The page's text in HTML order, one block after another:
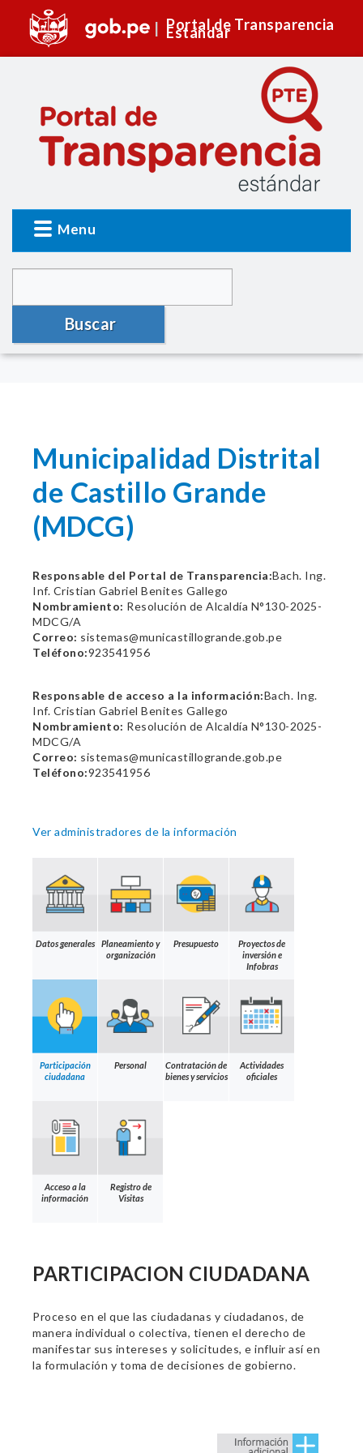
Portal de Transparencia
Estándar
Menu
Buscar
Municipalidad Distrital
de Castillo Grande
(MDCG)
Responsable del Portal de Transparencia:Bach. Ing.
Inf. Cristian Gabriel Benites Gallego
Nombramiento: Resolución de Alcaldía N°130-2025-
MDCG/A
Correo: sistemas@municastillogrande.gob.pe
Teléfono:923541956
Responsable de acceso a la información:Bach. Ing.
Inf. Cristian Gabriel Benites Gallego
Nombramiento: Resolución de Alcaldía N°130-2025-
MDCG/A
Correo: sistemas@municastillogrande.gob.pe
Teléfono:923541956
Ver administradores de la información
Datos generales
Planeamiento y
organización
Presupuesto
Proyectos de
inversión e
Infobras
Participación
ciudadana
Personal
Contratación de
bienes y servicios
Actividades
oficiales
Acceso a la
información
Registro de
Visitas
PARTICIPACION CIUDADANA
Proceso en el que las ciudadanas y ciudadanos, de
manera individual o colectiva, tienen el derecho de
manifestar sus intereses y solicitudes, e influir así en
la formulación y toma de decisiones de gobierno.